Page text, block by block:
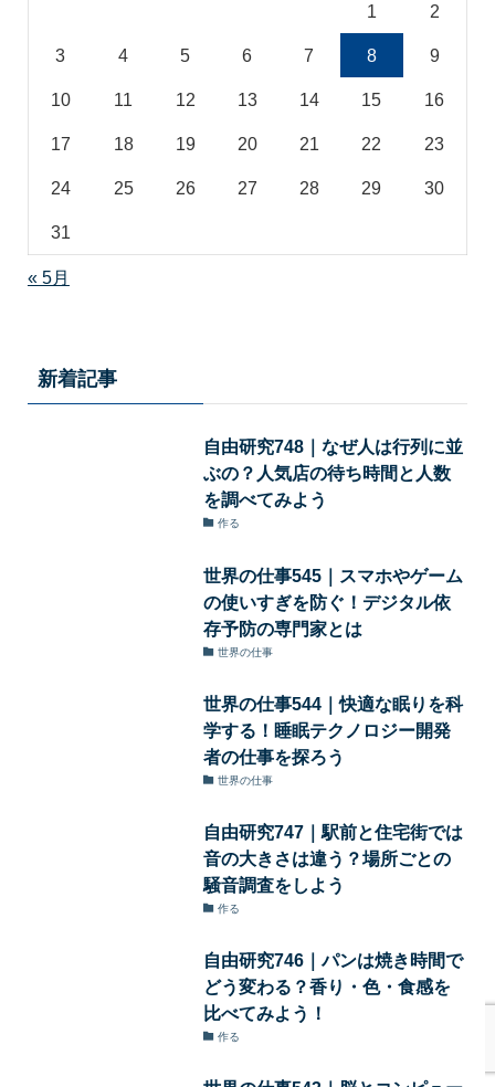
1 2
3 4 5 6 7 8 9
10 11 12 13 14 15 16
17 18 19 20 21 22 23
24 25 26 27 28 29 30
31
« 5月
新着記事
自由研究748｜なぜ人は行列に並
ぶの？人気店の待ち時間と人数
を調べてみよう
作る
世界の仕事545｜スマホやゲーム
の使いすぎを防ぐ！デジタル依
存予防の専門家とは
世界の仕事
世界の仕事544｜快適な眠りを科
学する！睡眠テクノロジー開発
者の仕事を探ろう
世界の仕事
自由研究747｜駅前と住宅街では
音の大きさは違う？場所ごとの
騒音調査をしよう
作る
自由研究746｜パンは焼き時間で
どう変わる？香り・色・食感を
比べてみよう！
作る